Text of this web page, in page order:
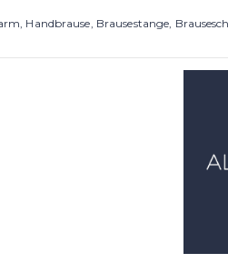
Handbrause, Brausestange,